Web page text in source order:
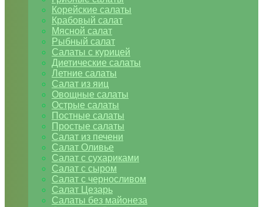
Корейские салаты
Крабовый салат
Мясной салат
Рыбный салат
Салаты с курицей
Диетические салаты
Летние салаты
Салат из яиц
Овощные салаты
Острые салаты
Постные салаты
Простые салаты
Салат из печени
Салат Оливье
Салат с сухариками
Салат с сыром
Салат с черносливом
Салат Цезарь
Салаты без майонеза